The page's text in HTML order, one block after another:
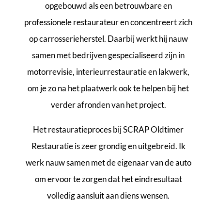
opgebouwd als een betrouwbare en
professionele restaurateur en concentreert zich
op carrosserieherstel. Daarbij werkt hij nauw
samen met bedrijven gespecialiseerd zijn in
motorrevisie, interieurrestauratie en lakwerk,
om je zo na het plaatwerk ook te helpen bij het
verder afronden van het project.
Het restauratieproces bij SCRAP Oldtimer
Restauratie is zeer grondig en uitgebreid. Ik
werk nauw samen met de eigenaar van de auto
om ervoor te zorgen dat het eindresultaat
volledig aansluit aan diens wensen.